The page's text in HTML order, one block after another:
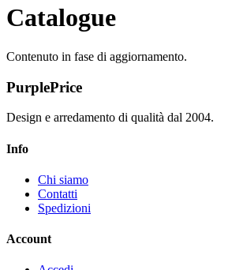
Catalogue
Contenuto in fase di aggiornamento.
PurplePrice
Design e arredamento di qualità dal 2004.
Info
Chi siamo
Contatti
Spedizioni
Account